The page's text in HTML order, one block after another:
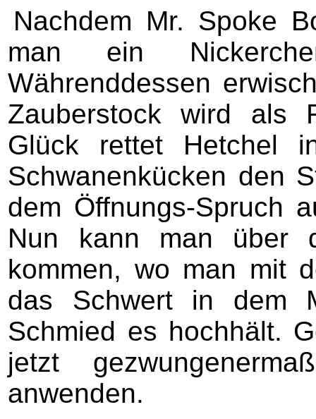
Nachdem Mr. Spoke
man ein
Währenddessen
Zauberstock wird als
Glück rettet Hetchel
Schwanenkücken den
dem Öffnungs-Spruch
Nun kann man über
kommen, wo man mit
das Schwert in dem
Schmied es hochhält.
jetzt
anwenden.